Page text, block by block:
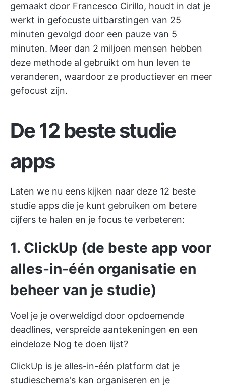
gemaakt door Francesco Cirillo, houdt in dat je
werkt in gefocuste uitbarstingen van 25
minuten gevolgd door een pauze van 5
minuten. Meer dan 2 miljoen mensen hebben
deze methode al gebruikt om hun leven te
veranderen, waardoor ze productiever en meer
gefocust zijn.
De 12 beste studie
apps
Laten we nu eens kijken naar deze 12 beste
studie apps die je kunt gebruiken om betere
cijfers te halen en je focus te verbeteren:
1. ClickUp (de beste app voor
alles-in-één organisatie en
beheer van je studie)
Voel je je overweldigd door opdoemende
deadlines, verspreide aantekeningen en een
eindeloze Nog te doen lijst?
ClickUp is je alles-in-één platform dat je
studieschema's kan organiseren en je